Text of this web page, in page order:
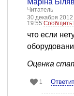
Маріна
Читатель
30 декабря 2012
19:55Сообщить
что если
Оценка
1